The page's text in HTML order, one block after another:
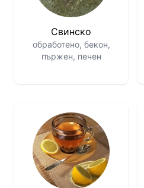
Свинско
обработено, бекон,
пържен, печен